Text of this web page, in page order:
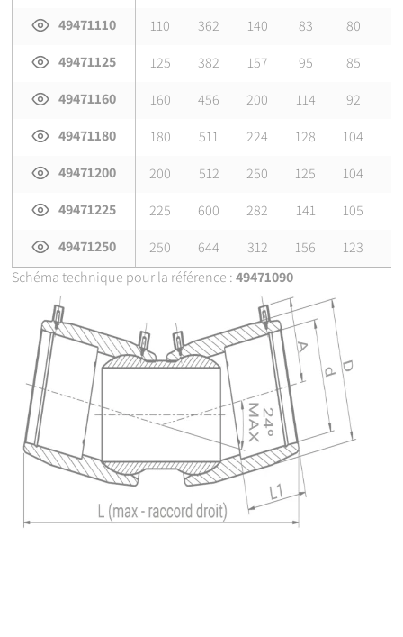
49471110
110 362 140 83
80
49471125
125 382 157 95
85
49471160
160 456 200 114
92
49471180
180 511 224 128
104
49471200
200 512 250 125
104
49471225
225 600 282 141
105
49471250
250 644 312 156
123
Schéma technique pour la référence :49471090